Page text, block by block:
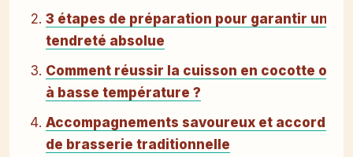
3 étapes de préparation pour garantir une
tendreté absolue
Comment réussir la cuisson en cocotte ou
à basse température ?
Accompagnements savoureux et accords
de brasserie traditionnelle